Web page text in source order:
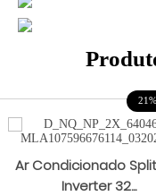
Ar Condicionado Split
Inverter 32...